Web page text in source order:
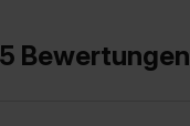
Bewertungen